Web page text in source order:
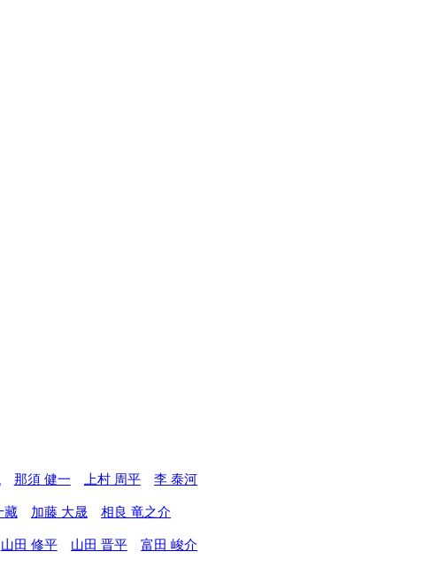
那須 健一 上村 周平 李 泰河
藏 加藤 大晟 相良 竜之介
山田 修平 山田 晋平
富田 峻介